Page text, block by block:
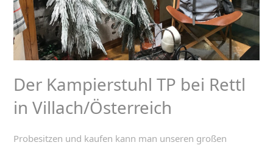
Der Kampierstuhl TP bei Rettl
in Villach/Österreich
Probesitzen und kaufen kann man unseren großen